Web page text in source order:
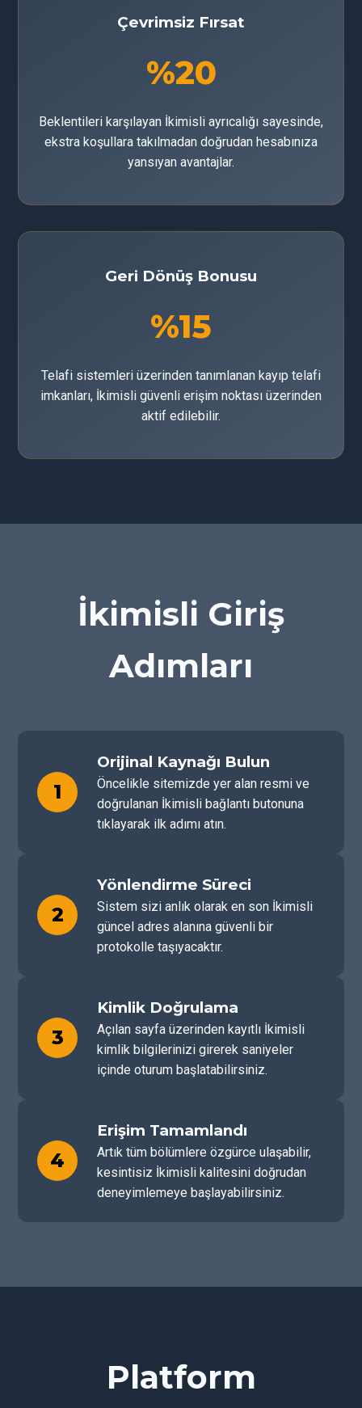
Çevrimsiz Fırsat
%20
Beklentileri karşılayan İkimisli ayrıcalığı sayesinde,
ekstra koşullara takılmadan doğrudan hesabınıza
yansıyan avantajlar.
Geri Dönüş Bonusu
%15
Telafi sistemleri üzerinden tanımlanan kayıp telafi
imkanları, İkimisli güvenli erişim noktası üzerinden
aktif edilebilir.
İkimisli Giriş
Adımları
1
Orijinal Kaynağı Bulun
Öncelikle sitemizde yer alan resmi ve
doğrulanan İkimisli bağlantı butonuna
tıklayarak ilk adımı atın.
2
Yönlendirme Süreci
Sistem sizi anlık olarak en son İkimisli
güncel adres alanına güvenli bir
protokolle taşıyacaktır.
3
Kimlik Doğrulama
Açılan sayfa üzerinden kayıtlı İkimisli
kimlik bilgilerinizi girerek saniyeler
içinde oturum başlatabilirsiniz.
4
Erişim Tamamlandı
Artık tüm bölümlere özgürce ulaşabilir,
kesintisiz İkimisli kalitesini doğrudan
deneyimlemeye başlayabilirsiniz.
Platform